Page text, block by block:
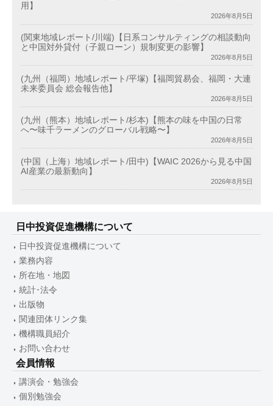
用】
2026年8月5日
(関東地域レポート/川端)【日系コンサルティングの相談動向
と中国対外貸付（子親ローン）規制変更の影響】
2026年8月5日
(九州（福岡）地域レポート/平塚)【福岡貿易会、福岡・大連
未来委員会 総会報告他】
2026年8月5日
(九州（熊本）地域レポート/杉本)【熊本の味を中国の日常
へ〜味千ラーメンのグローバル戦略〜】
2026年8月5日
(中国（上海）地域レポート/田中)【WAIC 2026から見る中国
AI産業の最新動向】
2026年8月5日
日中投資促進機構について
日中投資促進機構について
業務内容
所在地・地図
統計･法令
出版物
関連団体リンク集
機構職員紹介
お問い合わせ
会員情報
講演会・勉強会
個別勉強会